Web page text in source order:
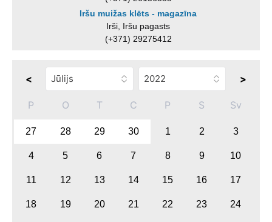
Iršu muižas klēts - magazīna
Irši, Iršu pagasts
(+371) 29275412
< >
P O T C P S Sv
27 28 29 30 1 2 3
4 5 6 7 8 9 10
11 12 13 14 15 16 17
18 19 20 21 22 23 24